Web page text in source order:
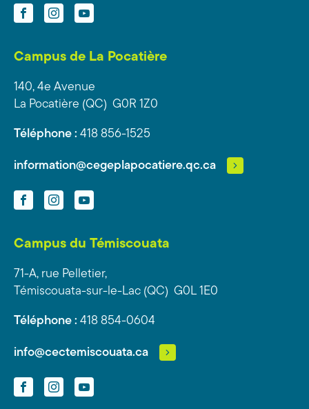
FacebookInstagramYouTube
Campus de La Pocatière
140, 4e Avenue
La Pocatière (QC) G0R 1Z0
Téléphone : 418 856-1525
information@cegeplapocatiere.qc.ca
FacebookInstagramYouTube
Campus du Témiscouata
71-A, rue Pelletier,
Témiscouata-sur-le-Lac (QC) G0L 1E0
Téléphone : 418 854-0604
info@cectemiscouata.ca
FacebookInstagramYouTube